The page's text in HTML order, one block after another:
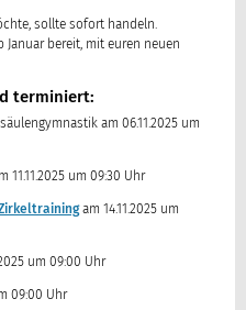
sollte sofort handeln.
bereit, mit euren neuen
terminiert:
am 06.11.2025 um
um 09:30 Uhr
am 14.11.2025 um
um 09:00 Uhr
09:00 Uhr